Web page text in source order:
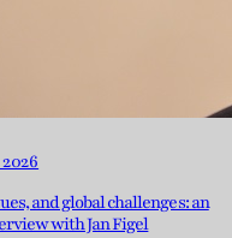
and global challenges: an
with Jan Figel